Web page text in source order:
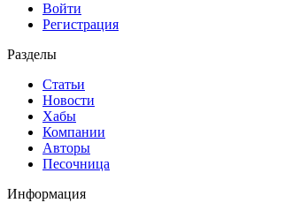
Войти
Регистрация
Разделы
Статьи
Новости
Хабы
Компании
Авторы
Песочница
Информация